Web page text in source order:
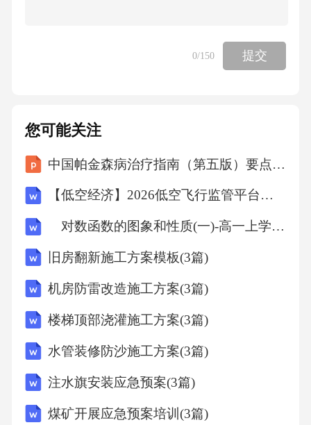
增值税税率答案：AC8.下列属于公共危机管理
原则的有：A.时间第一原则B.公开透明原则C.属
A.活字印刷术的发明B.指南针应用于航海C.《齐
民要术》的成书D.火药武器的广泛使用答案：A
BD10.根据《事业单位人事管理条例》，事业单
答案：ABCD三、判断题（每题1分，共10题）
1.行政诉讼中，被告对作出的行政行为负有举证
责任，应当提供作出该行政行为的证据和所依
据的规范性文件。（）答案：√2.恩格尔系数越
正式组织的存在对正式组织只有负面影响。
（）答案：×4.公文中的成文日期以负责人签发
的日期为准，联合行文时以最后签发机关负责
0/150 提交
您可能关注
中国帕金森病治疗指南（第五版）要点内容解读课件
【低空经济】2026低空飞行监管平台设计方案
对数函数的图象和性质(一)-高一上学期数学课时作业人教版A版（含解析）
旧房翻新施工方案模板(3篇)
机房防雷改造施工方案(3篇)
楼梯顶部浇灌施工方案(3篇)
水管装修防沙施工方案(3篇)
注水旗安装应急预案(3篇)
煤矿开展应急预案培训(3篇)